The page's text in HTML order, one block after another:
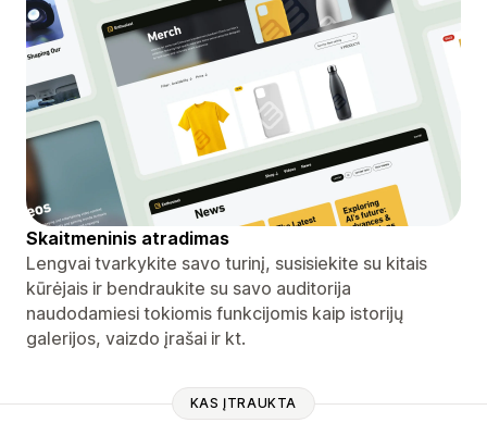
Skaitmeninis atradimas
Lengvai tvarkykite savo turinį, susisiekite su kitais
kūrėjais ir bendraukite su savo auditorija
naudodamiesi tokiomis funkcijomis kaip istorijų
galerijos, vaizdo įrašai ir kt.
KAS ĮTRAUKTA